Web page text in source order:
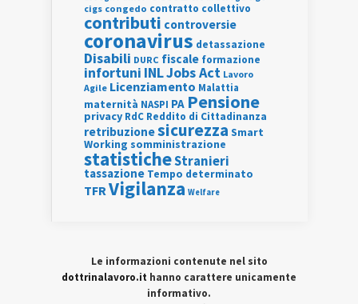
cigs congedo contratto collettivo
contributi controversie
coronavirus detassazione
Disabili DURC fiscale formazione
infortuni INLJobs Act Lavoro
Agile Licenziamento Malattia
maternità NASPI PA Pensione
privacy RdC Reddito di Cittadinanza
retribuzionesicurezza Smart
Working somministrazione
statisticheStranieri
tassazione Tempo determinato
TFRVigilanza Welfare
Le informazioni contenute nel sito
dottrinalavoro.it hanno carattere unicamente
informativo.